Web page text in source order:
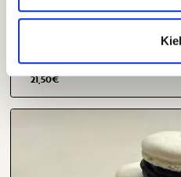
Yksittäinen
21,50€